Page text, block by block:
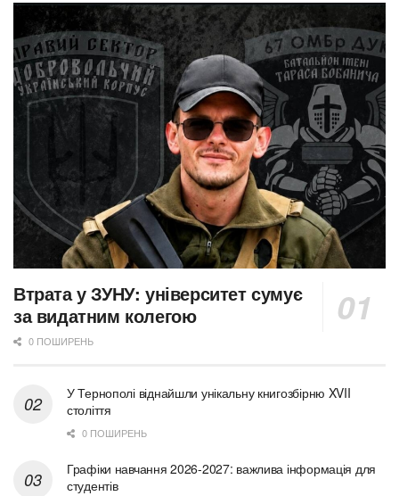
Втрата у ЗУНУ: університет сумує
за видатним колегою
0 ПОШИРЕНЬ
У Тернополі віднайшли унікальну книгозбірню XVII
століття
0 ПОШИРЕНЬ
Графіки навчання 2026-2027: важлива інформація для
студентів